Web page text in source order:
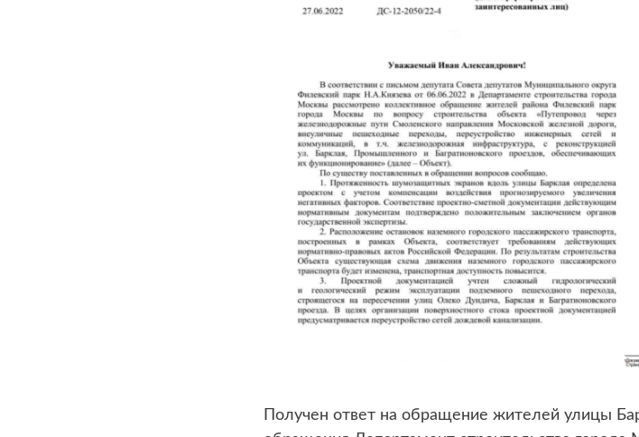
Получен ответ на обращение жителей улицы